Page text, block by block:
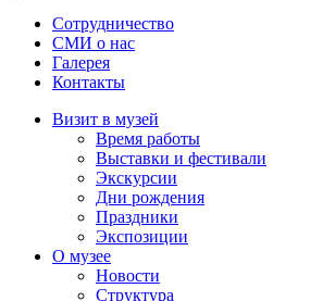
Сотрудничество
СМИ о нас
Галерея
Контакты
Визит в музей
Время работы
Выставки и фестивали
Экскурсии
Дни рождения
Праздники
Экспозиции
О музее
Новости
Структура